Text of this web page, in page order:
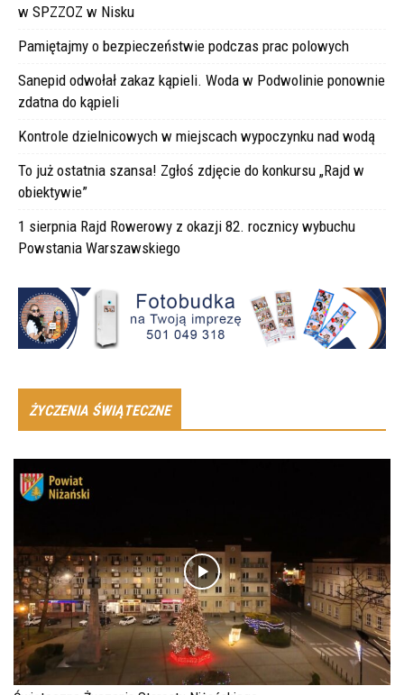
w SPZZOZ w Nisku
Pamiętajmy o bezpieczeństwie podczas prac polowych
Sanepid odwołał zakaz kąpieli. Woda w Podwolinie ponownie
zdatna do kąpieli
Kontrole dzielnicowych w miejscach wypoczynku nad wodą
To już ostatnia szansa! Zgłoś zdjęcie do konkursu „Rajd w
obiektywie”
1 sierpnia Rajd Rowerowy z okazji 82. rocznicy wybuchu
Powstania Warszawskiego
ŻYCZENIA ŚWIĄTECZNE